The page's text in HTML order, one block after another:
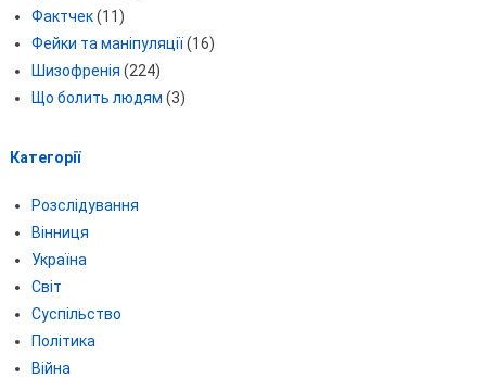
Фактчек(11)
Фейки та маніпуляції(16)
Шизофренія (224)
Що болить людям (3)
Категорії
Розслідування
Вінниця
Україна
Світ
Суспільство
Політика
Війна